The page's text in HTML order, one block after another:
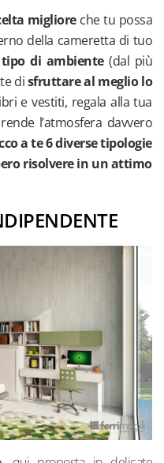
miglioreche tu possa
della cameretta di tuo
di ambiente(dal più
disfruttare al meglio lo
e vestiti, regala alla tua
l’atmosfera davvero
a te 6 diverse tipologie
risolvere in un attimo